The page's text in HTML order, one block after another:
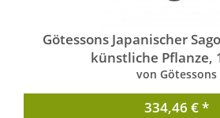
Götessons Japanischer
künstliche Pflanze,
von Götessons
334,46 € *